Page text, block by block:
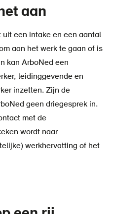
aan
een intake en een aantal
aan het werk te gaan of is
kan ArboNed een
leidinggevende en
inzetten. Zijn de
geen driegesprek in.
met de
wordt naar
werkhervatting of het